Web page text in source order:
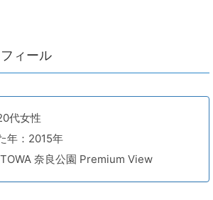
ィール
代女性
年：2015年
奈良公園 Premium View